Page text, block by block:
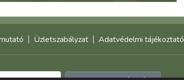
Üzletszabályzat Adatvédelmi tájékoztató